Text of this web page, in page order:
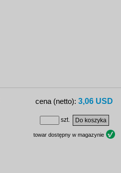
cena (netto): 3,06 USD
szt.
towar dostępny w magazynie